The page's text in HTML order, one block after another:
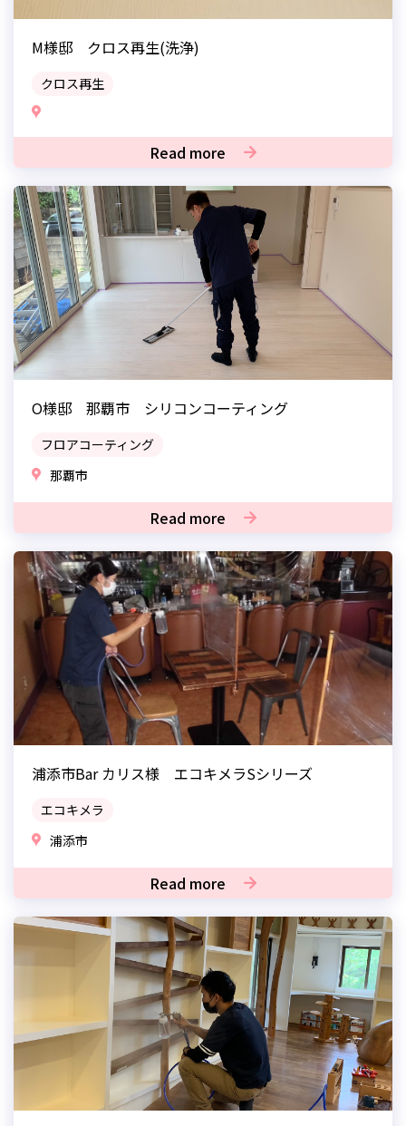
M様邸 クロス再生(洗浄)
クロス再生
Read more
O様邸 那覇市 シリコンコーティング
フロアコーティング
那覇市
Read more
浦添市Bar カリス様 エコキメラSシリーズ
エコキメラ
浦添市
Read more